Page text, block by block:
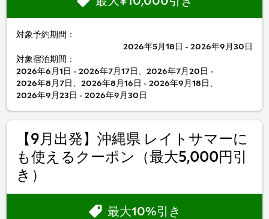
対象予約期間：
2026年5月18日 - 2026年9月30日
対象宿泊期間：
2026年6月1日 - 2026年7月17日、2026年7月20日 -
2026年8月7日、2026年8月16日 - 2026年9月18日、
2026年9月23日 - 2026年9月30日
最大10%引き
【9月出発】沖縄県 レイトサマーに
も使えるクーポン（最大5,000円引
き）